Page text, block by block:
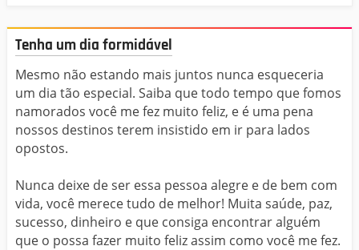
Tenha um dia formidável
Mesmo não estando mais juntos nunca esqueceria
um dia tão especial. Saiba que todo tempo que fomos
namorados você me fez muito feliz, e é uma pena
nossos destinos terem insistido em ir para lados
opostos.
Nunca deixe de ser essa pessoa alegre e de bem com
vida, você merece tudo de melhor! Muita saúde, paz,
sucesso, dinheiro e que consiga encontrar alguém
que o possa fazer muito feliz assim como você me fez.